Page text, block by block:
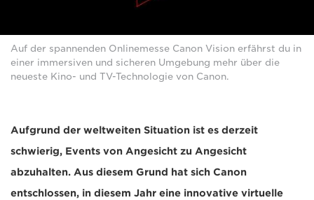
Auf der spannenden Onlinemesse Canon Vision erfährst du in
einer immersiven und sicheren Umgebung mehr über die
neueste Kino- und TV-Technologie von Canon.
Aufgrund der weltweiten Situation ist es derzeit
schwierig, Events von Angesicht zu Angesicht
abzuhalten. Aus diesem Grund hat sich Canon
entschlossen, in diesem Jahr eine innovative virtuelle